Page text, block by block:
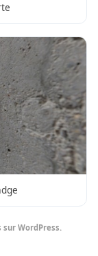
WordPress.